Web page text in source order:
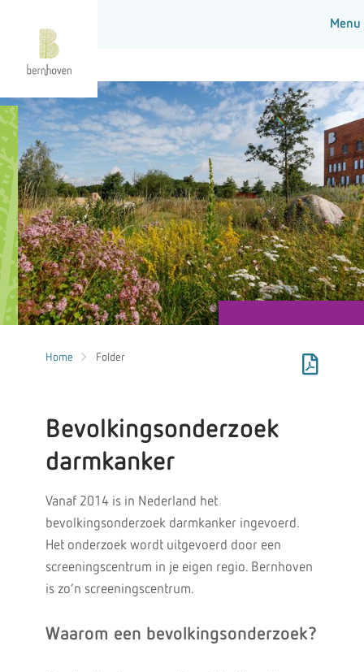
Home Folder
Bevolkingsonderzoek
darmkanker
Vanaf 2014 is in Nederland het
bevolkingsonderzoek darmkanker ingevoerd.
Het onderzoek wordt uitgevoerd door een
screeningscentrum in je eigen regio. Bernhoven
is zo’n screeningscentrum.
Waarom een bevolkingsonderzoek?